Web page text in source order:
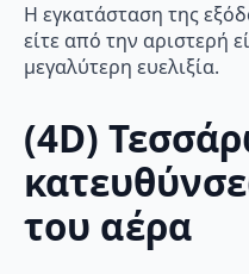
Η εγκατάσταση της
είτε από την αριστερή
μεγαλύτερη ευελιξία.
(4D)
του αέρα